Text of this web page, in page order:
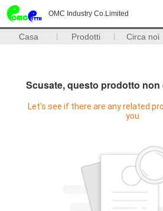
OMC Industry Co.Limited
Casa Prodotti Circa noi
Scusate, questo prodotto
Let's see if there are any related
you